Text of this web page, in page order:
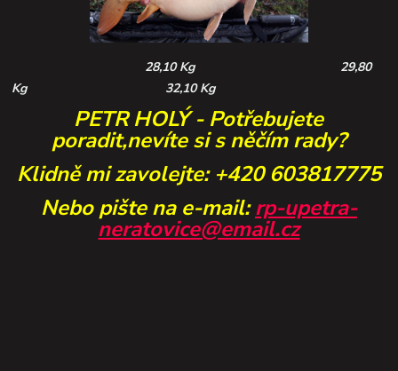
28,10 Kg 29,80
Kg 32,10 Kg
PETR HOLÝ -Potřebujete
poradit,nevíte si s něčím rady?
Klidně mi zavolejte: +420 603817775
Nebo pište na e-mail:rp-upetra-
neratovice@email.cz